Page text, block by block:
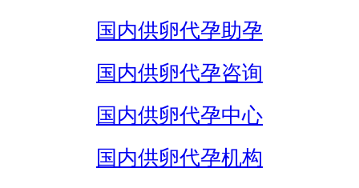
国内供卵代孕助孕
国内供卵代孕咨询
国内供卵代孕中心
国内供卵代孕机构